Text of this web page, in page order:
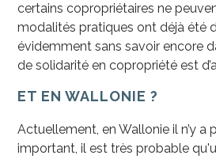
certains copropriétaires ne
modalités pratiques ont déjà été
évidemment sans savoir encore
de solidarité en copropriété est
ET EN WALLONIE ?
Actuellement, en Wallonie il n’y
important, il est très probable